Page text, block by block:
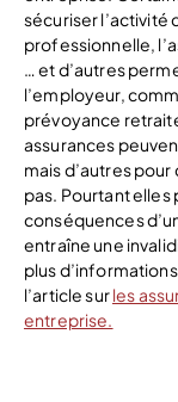
sécuriser l’activité
professionnelle,
… et d’autres
l’employeur,
prévoyance
assurances
mais d’autres
pas. Pourtant
conséquences
entraîne une
plus
l’article surles
entreprise.